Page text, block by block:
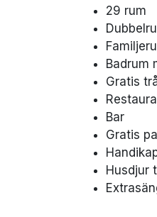
29 rum
Badrum
Gratis
Bar
Gratis
Husdjur